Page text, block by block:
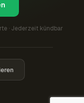
· Jederzeit kündbar